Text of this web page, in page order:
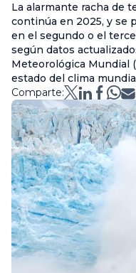
La alarmante racha de
continúa en 2025, y se
en el segundo o el
según datos
Meteorológica Mundial
estado del clima
Comparte: